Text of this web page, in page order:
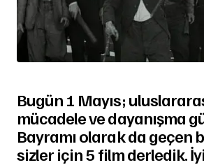
Bugün 1 Mayıs;
mücadele ve dayanışma
Bayramı olarak da geçen
sizler için 5 film derledik.